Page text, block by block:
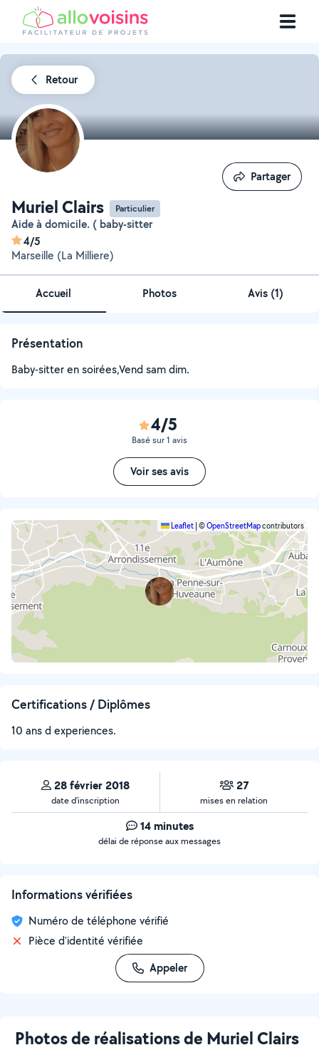
Retour
Muriel Clairs Particulier
Aide à domicile. ( baby-sitter
4/5
Marseille (La Milliere)
Partager
Partager
Accueil Photos Avis (1)
Présentation
Baby-sitter en soirées,Vend sam dim.
4/5
Basé sur 1 avis
Voir ses avis
Leaflet ©OpenStreetMapcontributors
Certifications / Diplômes
10 ans d experiences.
28 février 2018
date d’inscription
27
mises en relation
14 minutes
délai de réponse aux messages
Informations vérifiées
Numéro de téléphone vérifié
Pièce d'identité vérifiée
Appeler
Photos de réalisations de Muriel Clairs